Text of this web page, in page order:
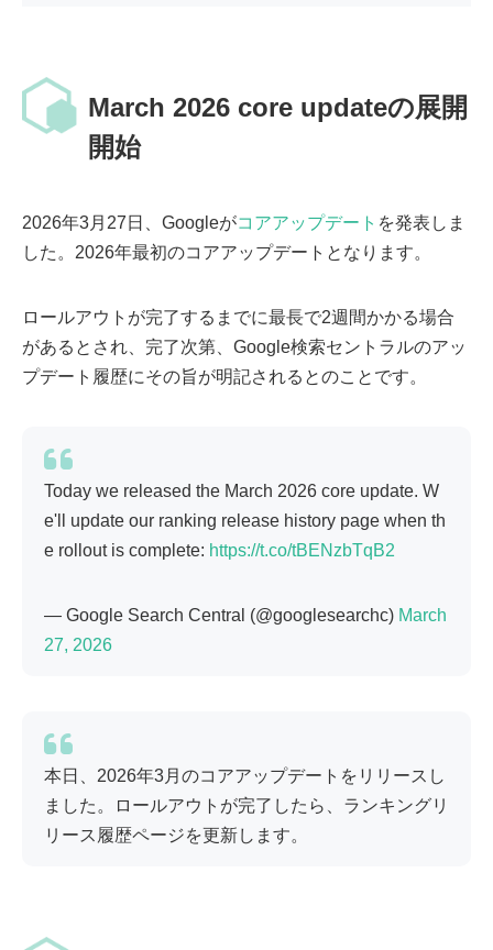
March 2026 core updateの展開
開始
2026年3月27日、Googleがコアアップデート を発表しま
した。2026年最初のコアアップデートとなります。
ロールアウトが完了するまでに最長で2週間かかる場合
があるとされ、完了次第、Google検索セントラルのアッ
プデート履歴にその旨が明記されるとのことです。
Today we released the March 2026 core update. W
e'll update our ranking release history page when th
e rollout is complete: https://t.co/tBENzbTqB2
— Google Search Central (@googlesearchc) March
27, 2026
本日、2026年3月のコアアップデートをリリースし
ました。ロールアウトが完了したら、ランキングリ
リース履歴ページを更新します。